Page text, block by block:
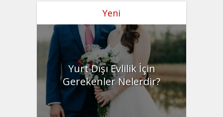
Yeni
Yurt Dışı Evlilik İçin
Gerekenler Nelerdir?